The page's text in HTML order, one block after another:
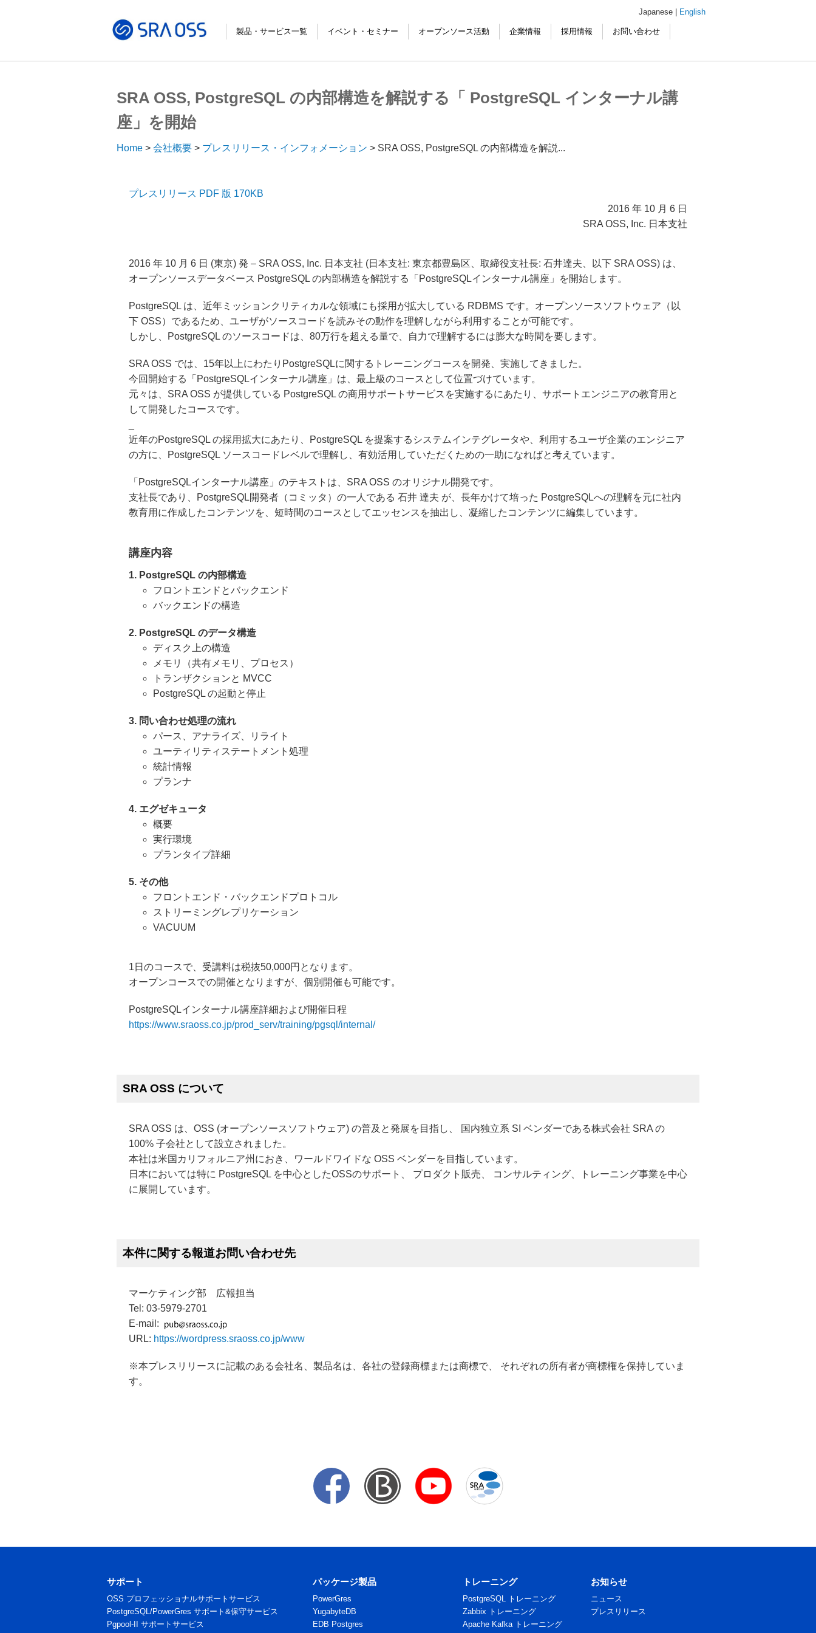
Japanese | English
製品・サービス一覧
イベント・セミナー
オープンソース活動 企業情報 採用情報 お問い合わせ
SRA OSS, PostgreSQL の内部構造を解説する「 PostgreSQL インターナル講
座」を開始
Home 会社概要 プレスリリース・インフォメーション SRA OSS, PostgreSQL の内部構造を解説...
プレスリリース PDF 版 170KB
2016 年 10 月 6 日
SRA OSS, Inc. 日本支社
2016 年 10 月 6 日 (東京) 発 – SRA OSS, Inc. 日本支社 (日本支社: 東京都豊島区、取締役支社長: 石井達夫、以下 SRA OSS) は、
オープンソースデータベース PostgreSQL の内部構造を解説する「PostgreSQLインターナル講座」を開始します。
PostgreSQL は、近年ミッションクリティカルな領域にも採用が拡大している RDBMS です。オープンソースソフトウェア（以
下 OSS）であるため、ユーザがソースコードを読みその動作を理解しながら利用することが可能です。
しかし、PostgreSQL のソースコードは、80万行を超える量で、自力で理解するには膨大な時間を要します。
SRA OSS では、15年以上にわたりPostgreSQLに関するトレーニングコースを開発、実施してきました。
今回開始する「PostgreSQLインターナル講座」は、最上級のコースとして位置づけています。
元々は、SRA OSS が提供している PostgreSQL の商用サポートサービスを実施するにあたり、サポートエンジニアの教育用と
して開発したコースです。
近年のPostgreSQL の採用拡大にあたり、PostgreSQL を提案するシステムインテグレータや、利用するユーザ企業のエンジニア
の方に、PostgreSQL ソースコードレベルで理解し、有効活用していただくための一助になればと考えています。
「PostgreSQLインターナル講座」のテキストは、SRA OSS のオリジナル開発です。
支社長であり、PostgreSQL開発者（コミッタ）の一人である 石井 達夫 が、長年かけて培った PostgreSQLへの理解を元に社内
教育用に作成したコンテンツを、短時間のコースとしてエッセンスを抽出し、凝縮したコンテンツに編集しています。
講座内容
1. PostgreSQL の内部構造
フロントエンドとバックエンド
バックエンドの構造
2. PostgreSQL のデータ構造
ディスク上の構造
メモリ（共有メモリ、プロセス）
トランザクションと MVCC
PostgreSQL の起動と停止
3. 問い合わせ処理の流れ
パース、アナライズ、リライト
ユーティリティステートメント処理
統計情報
プランナ
4. エグゼキュータ
概要
実行環境
プランタイプ詳細
5. その他
フロントエンド・バックエンドプロトコル
ストリーミングレプリケーション
VACUUM
1日のコースで、受講料は税抜50,000円となります。
オープンコースでの開催となりますが、個別開催も可能です。
PostgreSQLインターナル講座詳細および開催日程
https://www.sraoss.co.jp/prod_serv/training/pgsql/internal/
SRA OSS について
SRA OSS は、OSS (オープンソースソフトウェア) の普及と発展を目指し、 国内独立系 SI ベンダーである株式会社 SRA の
100% 子会社として設立されました。
本社は米国カリフォルニア州におき、ワールドワイドな OSS ベンダーを目指しています。
日本においては特に PostgreSQL を中心としたOSSのサポート、 プロダクト販売、 コンサルティング、トレーニング事業を中心
に展開しています。
本件に関する報道お問い合わせ先
マーケティング部 広報担当
Tel: 03-5979-2701
E-mail:
URL: https://wordpress.sraoss.co.jp/www
※本プレスリリースに記載のある会社名、製品名は、各社の登録商標または商標で、 それぞれの所有者が商標権を保持していま
す。
サポート
OSS プロフェッショナルサポートサービス
PostgreSQL/PowerGres サポート&保守サービス
Pgpool-II サポートサービス
パッケージ製品
PowerGres
YugabyteDB
EDB Postgres
トレーニング
PostgreSQL トレーニング
Zabbix トレーニング
Apache Kafka トレーニング
お知らせ
ニュース
プレスリリース